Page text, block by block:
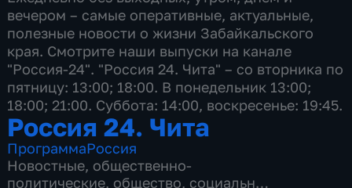
вечером – самые оперативные, актуальные,
полезные новости о жизни Забайкальского
края. Смотрите наши выпуски на канале
"Россия-24". "Россия 24. Чита" – со вторника по
пятницу: 13:00; 18:00. В понедельник 13:00;
18:00; 21:00. Суббота: 14:00, воскресенье: 19:45.
Россия 24. Чита
ПрограммаРоссия
Новостные, общественно-
политические, общество, социально-